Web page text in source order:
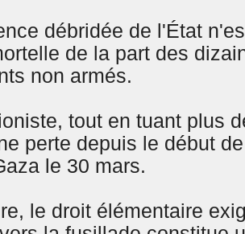
débridée de l'État
de la part des
non armés.
tout en tuant plus
perte depuis le début
le 30 mars.
le droit élémentaire